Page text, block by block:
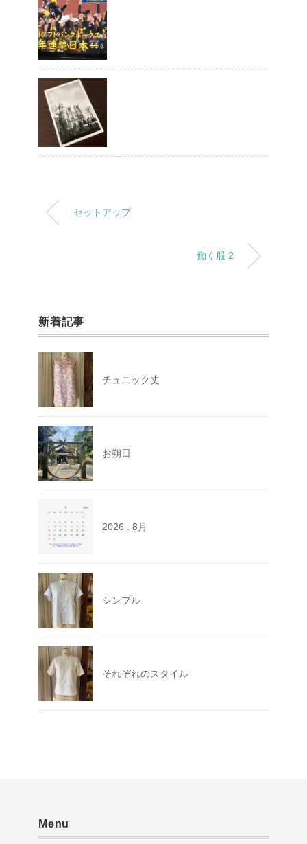
セットアップ
働く服 2
新着記事
チュニック丈
お朔日
2026 . 8月
シンプル
それぞれのスタイル
Menu